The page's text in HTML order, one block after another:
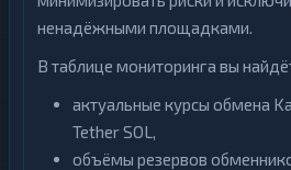
ненадёжными площадками.
В таблице мониторинга вы
актуальные курсы обмена
Tether SOL,
объёмы резервов